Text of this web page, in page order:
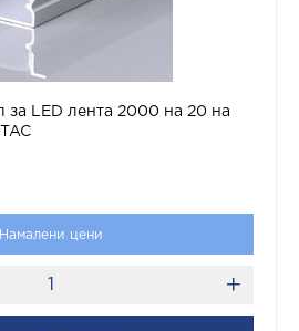
LED лента 2000 на 20 на
Намалени цени